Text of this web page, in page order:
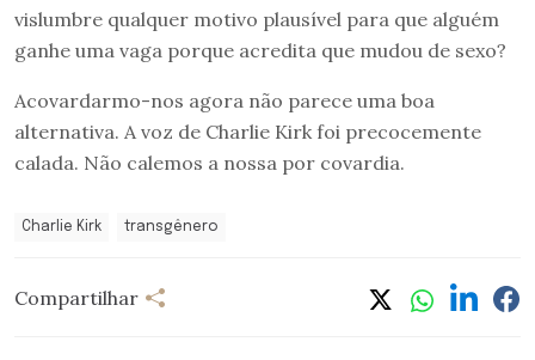
vislumbre qualquer motivo plausível para que alguém
ganhe uma vaga porque acredita que mudou de sexo?
Acovardarmo-nos agora não parece uma boa
alternativa. A voz de Charlie Kirk foi precocemente
calada. Não calemos a nossa por covardia.
Charlie Kirk transgênero
Compartilhar